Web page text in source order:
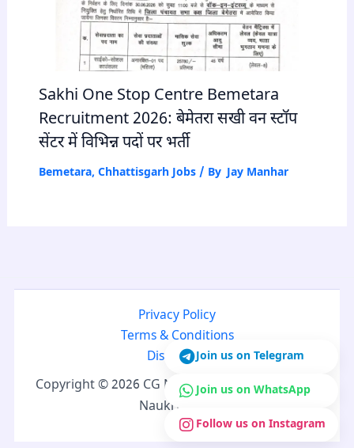
Join us on Telegram
Join us on WhatsApp
Follow us on Instagram
Sakhi One Stop Centre Bemetara
Recruitment 2026: बेमेतरा सखी वन स्टॉप
सेंटर में विभिन्न पदों पर भर्ती
Bemetara, Chhattisgarh Jobs/ By Jay Manhar
Privacy Policy
Terms & Conditions
Disclaimer
Copyright © 2026 CG Naukri | Developed by CG
Naukri Team